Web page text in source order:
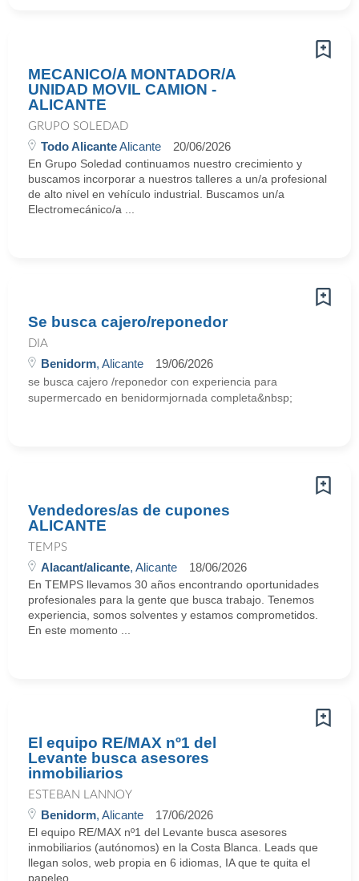
MECANICO/A MONTADOR/A
UNIDAD MOVIL CAMION -
ALICANTE
GRUPO SOLEDAD
Todo AlicanteAlicante 20/06/2026
En Grupo Soledad continuamos nuestro crecimiento y
buscamos incorporar a nuestros talleres a un/a profesional
de alto nivel en vehículo industrial. Buscamos un/a
Electromecánico/a ...
Se busca cajero/reponedor
DIA
Benidorm, Alicante 19/06/2026
se busca cajero /reponedor con experiencia para
supermercado en benidormjornada completa&nbsp;
Vendedores/as de cupones
ALICANTE
TEMPS
Alacant/alicante, Alicante 18/06/2026
En TEMPS llevamos 30 años encontrando oportunidades
profesionales para la gente que busca trabajo. Tenemos
experiencia, somos solventes y estamos comprometidos.
En este momento ...
El equipo RE/MAX nº1 del
Levante busca asesores
inmobiliarios
ESTEBAN LANNOY
Benidorm, Alicante 17/06/2026
El equipo RE/MAX nº1 del Levante busca asesores
inmobiliarios (autónomos) en la Costa Blanca. Leads que
llegan solos, web propia en 6 idiomas, IA que te quita el
papeleo, ...